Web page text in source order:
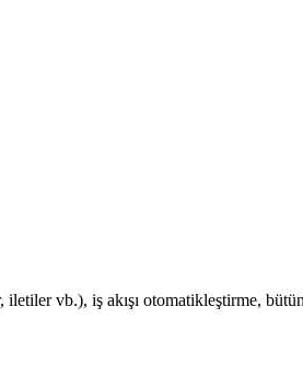
vb.), iş akışı otomatikleştirme,